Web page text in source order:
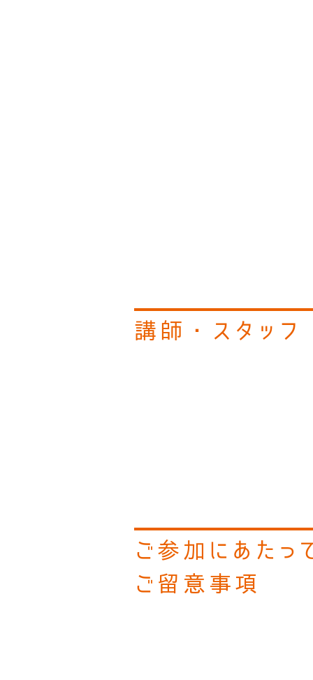
講師・スタッフ
ご参加にあたっ
ご留意事項